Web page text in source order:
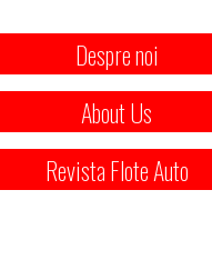
Despre noi
About Us
Revista Flote Auto